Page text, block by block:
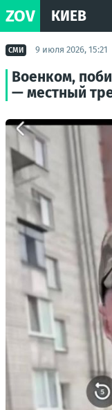
ZOV КИЕВ
СМИ 9 июля 2026, 15:21
Военком,
— местный